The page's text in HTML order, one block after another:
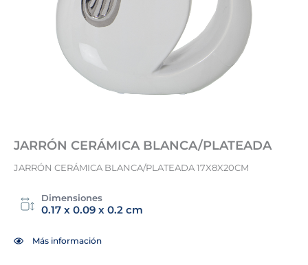
JARRÓN CERÁMICA BLANCA/PLATEADA
JARRÓN CERÁMICA BLANCA/PLATEADA 17X8X20CM
Dimensiones
0.17 x 0.09 x 0.2 cm
Más información